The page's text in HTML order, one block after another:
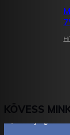
KÖVESS